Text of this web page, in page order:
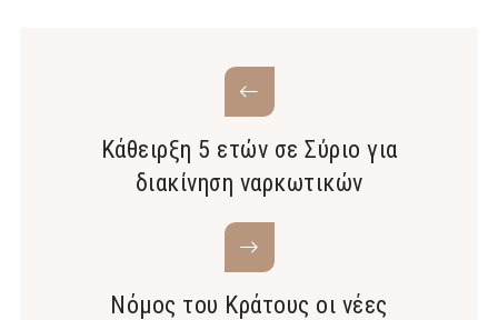
Κάθειρξη 5 ετών σε Σύριο για
διακίνηση ναρκωτικών
Νόμος του Κράτους οι νέες